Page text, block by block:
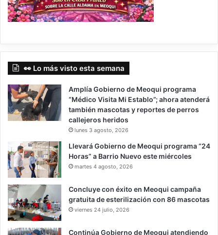
👀 Lo más visto esta semana
Amplía Gobierno de Meoqui programa
“Médico Visita Mi Establo”; ahora atenderá
también mascotas y reportes de perros
callejeros heridos
lunes 3 agosto, 2026
Llevará Gobierno de Meoqui programa “24
Horas” a Barrio Nuevo este miércoles
martes 4 agosto, 2026
Concluye con éxito en Meoqui campaña
gratuita de esterilización con 86 mascotas
viernes 24 julio, 2026
Continúa Gobierno de Meoqui atendiendo